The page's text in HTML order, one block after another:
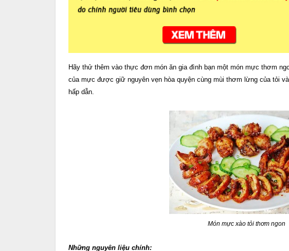
Hãy thử thêm vào thực đơn món ăn gia đình bạn một món mực thơm
của mực được giữ nguyên vẹn hòa quyện cùng mùi thơm lừng của tỏi
hấp dẫn.
Món mực xào tỏi thơm ngon
Những nguyên liệu chính: